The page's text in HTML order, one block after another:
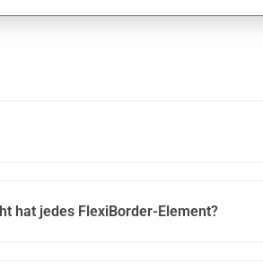
hat jedes FlexiBorder-Element?